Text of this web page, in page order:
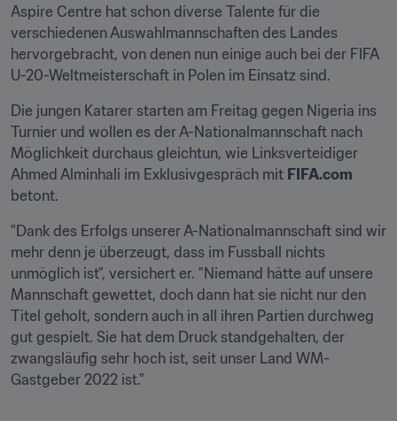
Aspire Centre hat schon diverse Talente für die
verschiedenen Auswahlmannschaften des Landes
hervorgebracht, von denen nun einige auch bei der FIFA
U-20-Weltmeisterschaft in Polen im Einsatz sind.
Die jungen Katarer starten am Freitag gegen Nigeria ins
Turnier und wollen es der A-Nationalmannschaft nach
Möglichkeit durchaus gleichtun, wie Linksverteidiger
Ahmed Alminhali im Exklusivgespräch mit FIFA.com
betont.
"Dank des Erfolgs unserer A-Nationalmannschaft sind wir
mehr denn je überzeugt, dass im Fussball nichts
unmöglich ist", versichert er. "Niemand hätte auf unsere
Mannschaft gewettet, doch dann hat sie nicht nur den
Titel geholt, sondern auch in all ihren Partien durchweg
gut gespielt. Sie hat dem Druck standgehalten, der
zwangsläufig sehr hoch ist, seit unser Land WM-
Gastgeber 2022 ist."